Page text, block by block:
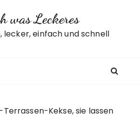
was Leckeres
lecker, einfach und schnell
Terrassen-Kekse, sie lassen